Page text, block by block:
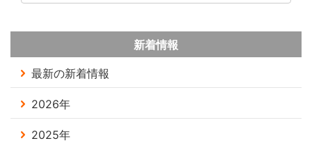
新着情報
最新の新着情報
2026年
2025年